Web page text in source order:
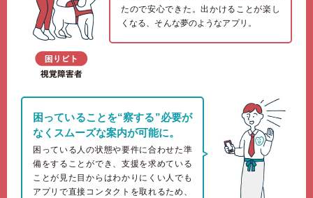
たので安心できた。出かけることが楽し
くなる、そんな夢のようなアプリ。
困っていることを“察する”必要が
なくスムーズな案内が可能に。
困っている人の状態や要件に合わせた準
備をすることができ、支援を求めている
ことが見た目からはわかりにくい人でも
アプリで直接コンタクトを取れるため、